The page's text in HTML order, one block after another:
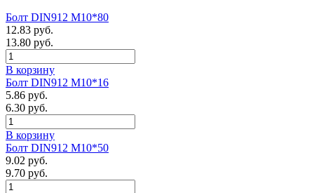
Болт DIN912 М10*80
12.83 руб.
13.80 руб.
В корзину
Болт DIN912 М10*16
5.86 руб.
6.30 руб.
В корзину
Болт DIN912 М10*50
9.02 руб.
9.70 руб.